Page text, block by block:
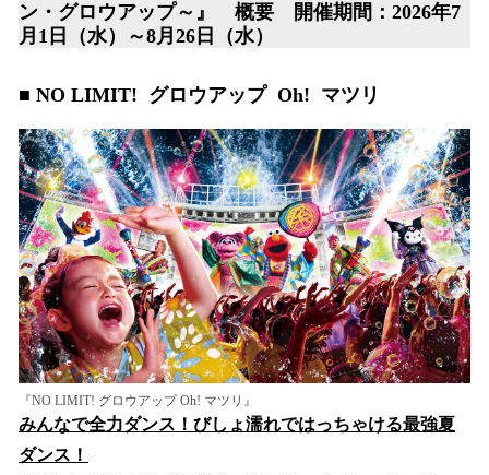
ン・グロウアップ～』 概要 開催期間：2026年7
月1日（水）～8月26日（水）
■ NO LIMIT! グロウアップ Oh! マツリ
『NO LIMIT! グロウアップ Oh! マツリ』
みんなで全力ダンス！びしょ濡れではっちゃける最強夏
ダンス！